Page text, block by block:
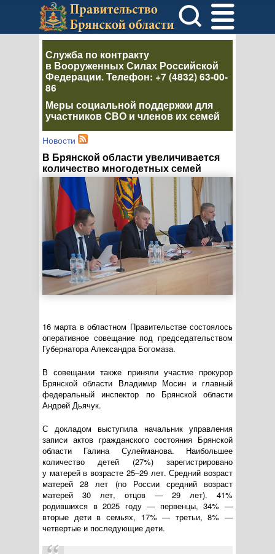
Служба по контракту
в Вооруженных Силах Российской
Федерации. Телефон: +7 (4832) 63-00-
86
Меры социальной поддержки для
участников СВО и членов их семей
Новости
В Брянской области увеличивается
количество многодетных семей
16 марта в областном Правительстве состоялось
оперативное совещание под председательством
Губернатора Александра Богомаза.
В совещании также приняли участие прокурор
Брянской области Владимир Мосин и главный
федеральный инспектор по Брянской области
Андрей Дьячук.
С докладом выступила начальник управления
записи актов гражданского состояния Брянской
области Галина Сулейманова. Наибольшее
количество детей (27%) зарегистрировано
у матерей в возрасте 25–29 лет. Средний возраст
матерей 28 лет (по России средний возраст
матерей 30 лет, отцов — 29 лет). 41%
родившихся в 2025 году — первенцы, 34% —
вторые дети в семьях, 17% — третьи, 8% —
четвертые и последующие дети.